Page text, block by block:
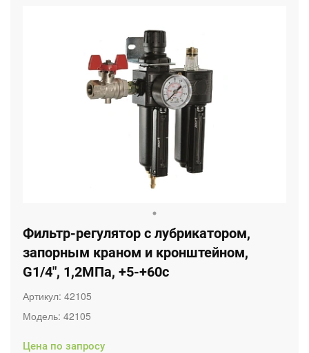
Фильтр-регулятор с лубрикатором,
запорным краном и кронштейном,
G1/4", 1,2МПа, +5-+60с
Артикул: 42105
Модель: 42105
Цена по запросу